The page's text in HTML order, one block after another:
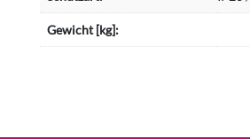
Gewicht [kg]: